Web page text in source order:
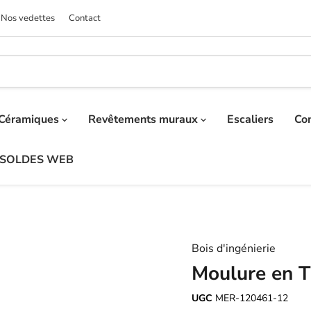
Nos vedettes Contact
Revêtements muraux Escaliers
SOLDES WEB
Bois d'ingénierie
Moulure en
UGC MER-120461-12